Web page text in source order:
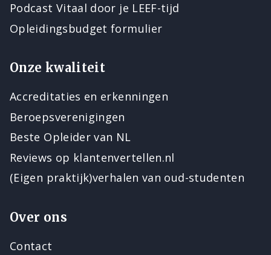
Podcast Vitaal door je LEEF-tijd
Opleidingsbudget formulier
Onze kwaliteit
Accreditaties en erkenningen
Beroepsverenigingen
Beste Opleider van NL
Reviews op klantenvertellen.nl
(Eigen praktijk)verhalen van oud-studenten
Over ons
Contact